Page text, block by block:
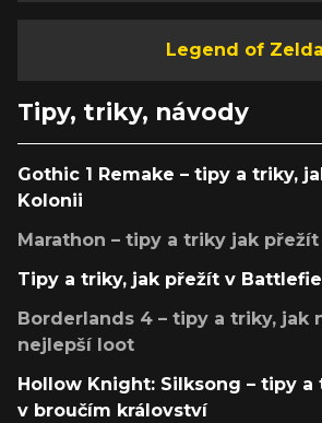
Legend of Zelda
Tipy, triky, návody
Gothic 1 Remake – tipy a triky,
Kolonii
Marathon – tipy a triky jak
Tipy a triky, jak přežít v
Borderlands 4 – tipy a triky, jak
nejlepší loot
Hollow Knight: Silksong – tipy
v broučím království